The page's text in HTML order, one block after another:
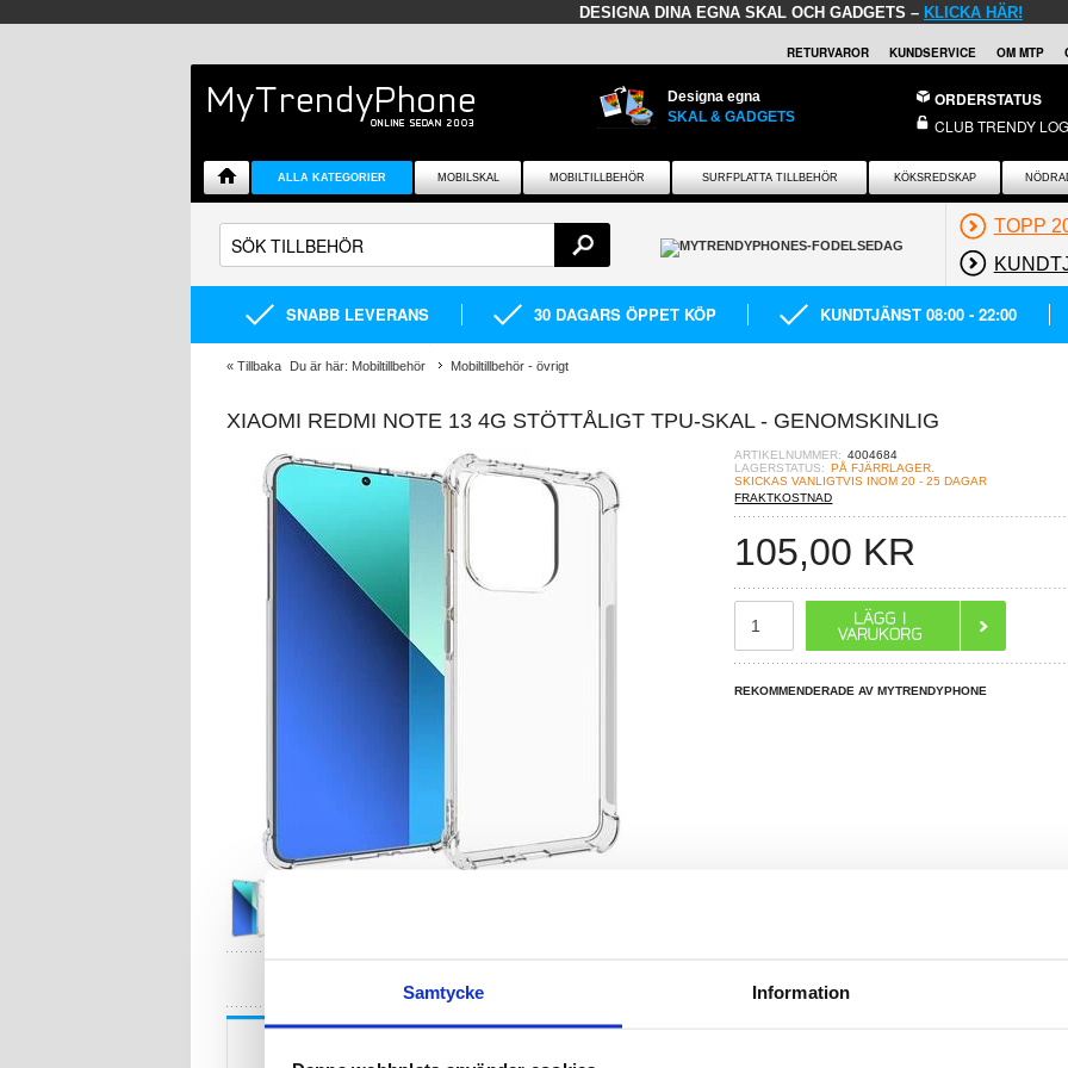
Samtycke Information
DESIGNA DINA EGNA SKAL OCH GADGETS – KLICKA HÄR!
RETURVAROR KUNDSERVICE OM MTP
Designa egna
SKAL & GADGETS
ORDERSTATUS
CLUB TRENDY
ALLA KATEGORIER MOBILSKAL MOBILTILLBEHÖR SURFPLATTA TILLBEHÖR KÖKSREDSKAP
TOPP
SNABB LEVERANS 30 DAGARS ÖPPET KÖP KUNDTJÄNST 08:00 - 22:00
« Tillbaka Du är här: Mobiltillbehör Mobiltillbehör - övrigt
XIAOMI REDMI NOTE 13 4G STÖTTÅLIGT TPU-SKAL - GENOMSKINLIG
ARTIKELNUMMER: 4004684
LAGERSTATUS: PÅ FJÄRRLAGER.
SKICKAS VANLIGTVIS INOM 20 - 25 DAGAR
FRAKTKOSTNAD
105,00 KR
REKOMMENDERADE AV MYTRENDYPHONE